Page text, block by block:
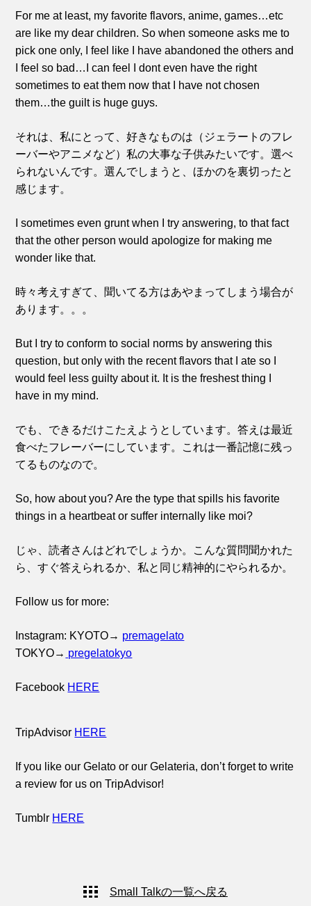
For me at least, my favorite flavors, anime, games…etc
are like my dear children. So when someone asks me to
pick one only, I feel like I have abandoned the others and
I feel so bad…I can feel I dont even have the right
sometimes to eat them now that I have not chosen
them…the guilt is huge guys.
それは、私にとって、好きなものは（ジェラートのフレ
ーバーやアニメなど）私の大事な子供みたいです。選べ
られないんです。選んでしまうと、ほかのを裏切ったと
感じます。
I sometimes even grunt when I try answering, to that fact
that the other person would apologize for making me
wonder like that.
時々考えすぎて、聞いてる方はあやまってしまう場合が
あります。。。
But I try to conform to social norms by answering this
question, but only with the recent flavors that I ate so I
would feel less guilty about it. It is the freshest thing I
have in my mind.
でも、できるだけこたえようとしています。答えは最近
食べたフレーバーにしています。これは一番記憶に残っ
てるものなので。
So, how about you? Are the type that spills his favorite
things in a heartbeat or suffer internally like moi?
じゃ、読者さんはどれでしょうか。こんな質問聞かれた
ら、すぐ答えられるか、私と同じ精神的にやられるか。
Follow us for more:
Instagram: KYOTO→ premagelato
TOKYO→ pregelatokyo
Facebook HERE
TripAdvisor HERE
If you like our Gelato or our Gelateria, don’t forget to write
a review for us on TripAdvisor!
Tumblr HERE
Small Talkの一覧へ戻る